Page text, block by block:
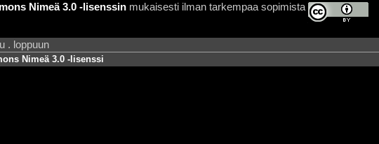
Nimeä 3.0 -lisenssinmukaisesti ilman tarkempaa sopimista
. loppuun
Nimeä 3.0 -lisenssi